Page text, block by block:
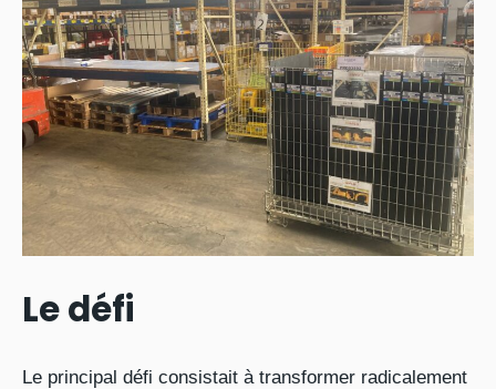
Le défi
Le principal défi consistait à transformer radicalement